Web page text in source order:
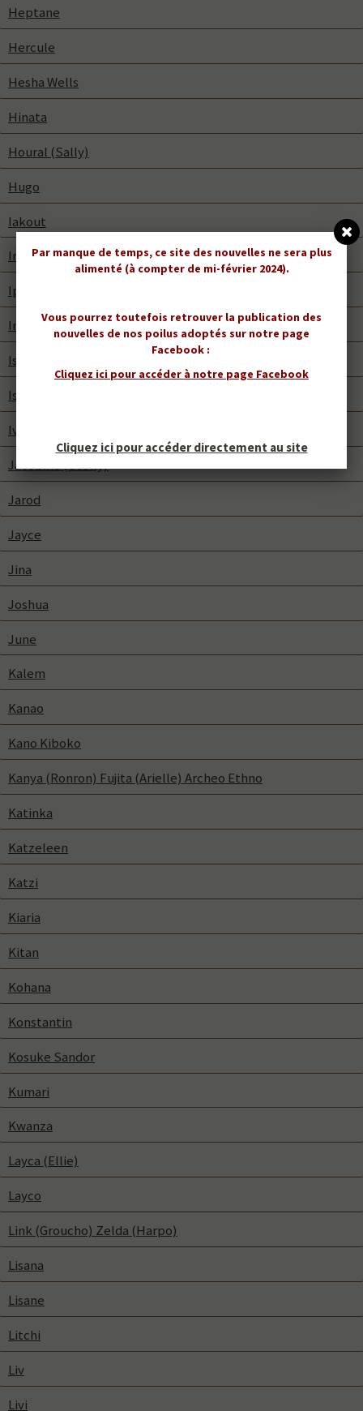
Heptane
Hercule
Hesha Wells
Hinata
Houral (Sally)
Hugo
Iakout
Inuit
Ipso
Iringa Misha
Isaac
Isaura
Ivomec
Jacobine (Stelly)
Jarod
Jayce
Jina
Joshua
June
Kalem
Kanao
Kano Kiboko
Kanya (Ronron) Fujita (Arielle) Archeo Ethno
Katinka
Katzeleen
Katzi
Kiaria
Kitan
Kohana
Konstantin
Kosuke Sandor
Kumari
Kwanza
Layca (Ellie)
Layco
Link (Groucho) Zelda (Harpo)
Lisana
Lisane
Litchi
Liv
Livi
Par manque de temps, ce site des nouvelles ne sera plus
alimenté (à compter de mi-février 2024).
Vous pourrez toutefois retrouver la publication des
nouvelles de nos poilus adoptés sur notre page
Facebook :
Cliquez ici pour accéder à notre page Facebook
Cliquez ici pour accéder directement au site